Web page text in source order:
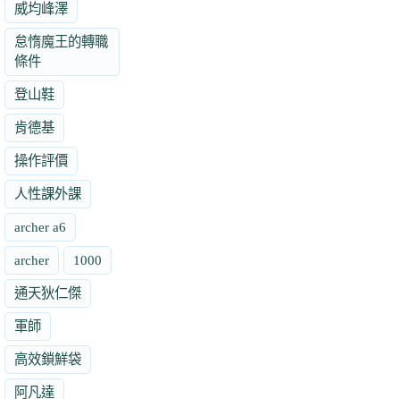
威均峰澤
怠惰魔王的轉職
條件
登山鞋
肯德基
操作評價
人性課外課
archer a6
archer 1000
通天狄仁傑
軍師
高效鎖鮮袋
阿凡達